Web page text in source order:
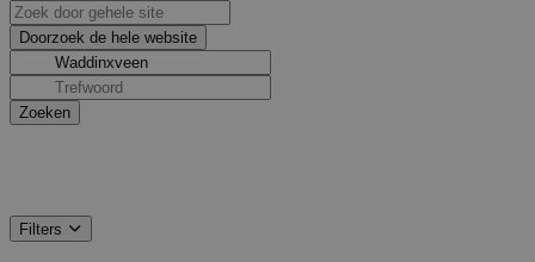
Filters